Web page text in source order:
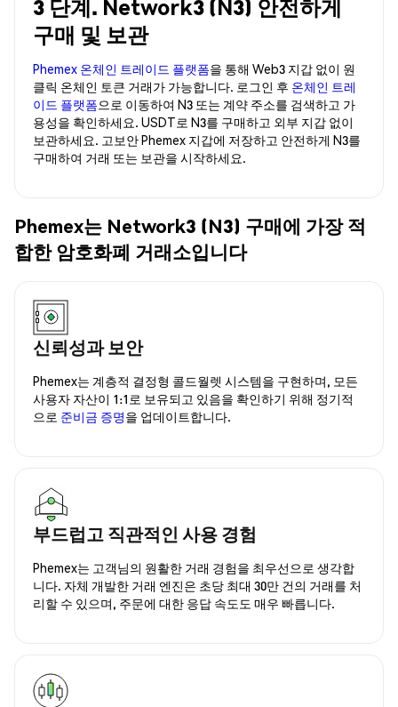
3 단계. Network3 (N3) 안전하게
구매 및 보관
Phemex 온체인 트레이드 플랫폼을 통해 Web3 지갑 없이 원
클릭 온체인 토큰 거래가 가능합니다. 로그인 후 온체인 트레
이드 플랫폼으로 이동하여 N3 또는 계약 주소를 검색하고 가
용성을 확인하세요. USDT로 N3를 구매하고 외부 지갑 없이
보관하세요. 고보안 Phemex 지갑에 저장하고 안전하게 N3를
구매하여 거래 또는 보관을 시작하세요.
Phemex는 Network3 (N3) 구매에 가장 적
합한 암호화폐 거래소입니다
신뢰성과 보안
Phemex는 계층적 결정형 콜드월렛 시스템을 구현하며, 모든
사용자 자산이 1:1로 보유되고 있음을 확인하기 위해 정기적
으로 준비금 증명을 업데이트합니다.
부드럽고 직관적인 사용 경험
Phemex는 고객님의 원활한 거래 경험을 최우선으로 생각합
니다. 자체 개발한 거래 엔진은 초당 최대 30만 건의 거래를 처
리할 수 있으며, 주문에 대한 응답 속도도 매우 빠릅니다.